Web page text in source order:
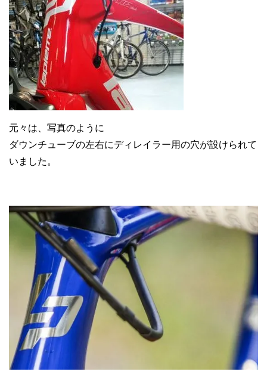
元々は、写真のように
ダウンチューブの左右にディレイラー用の穴が設けられて
いました。